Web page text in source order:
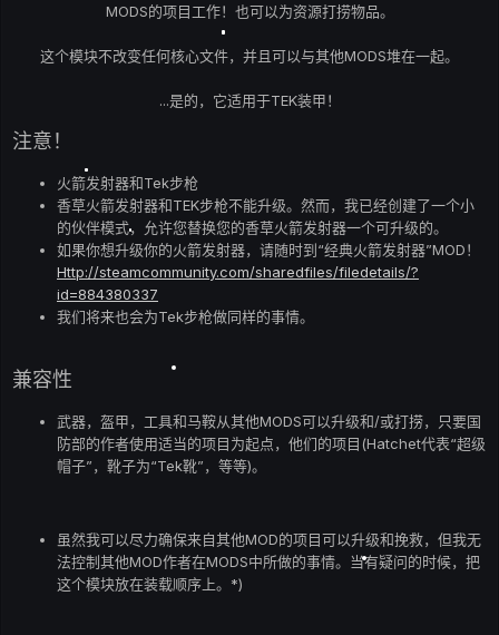
MODS的项目工作！也可以为资源打捞物品。
这个模块不改变任何核心文件，并且可以与其他MODS堆在一起。
...是的，它适用于TEK装甲！
注意！
火箭发射器和Tek步枪
香草火箭发射器和TEK步枪不能升级。然而，我已经创建了一个小
的伙伴模式，允许您替换您的香草火箭发射器一个可升级的。
如果你想升级你的火箭发射器，请随时到“经典火箭发射器”MOD！
Http://steamcommunity.com/sharedfiles/filedetails/?
id=884380337
我们将来也会为Tek步枪做同样的事情。
兼容性
武器，盔甲，工具和马鞍从其他MODS可以升级和/或打捞，只要国
防部的作者使用适当的项目为起点，他们的项目(Hatchet代表“超级
帽子”，靴子为“Tek靴”，等等)。
虽然我可以尽力确保来自其他MOD的项目可以升级和挽救，但我无
法控制其他MOD作者在MODS中所做的事情。当有疑问的时候，把
这个模块放在装载顺序上。*)